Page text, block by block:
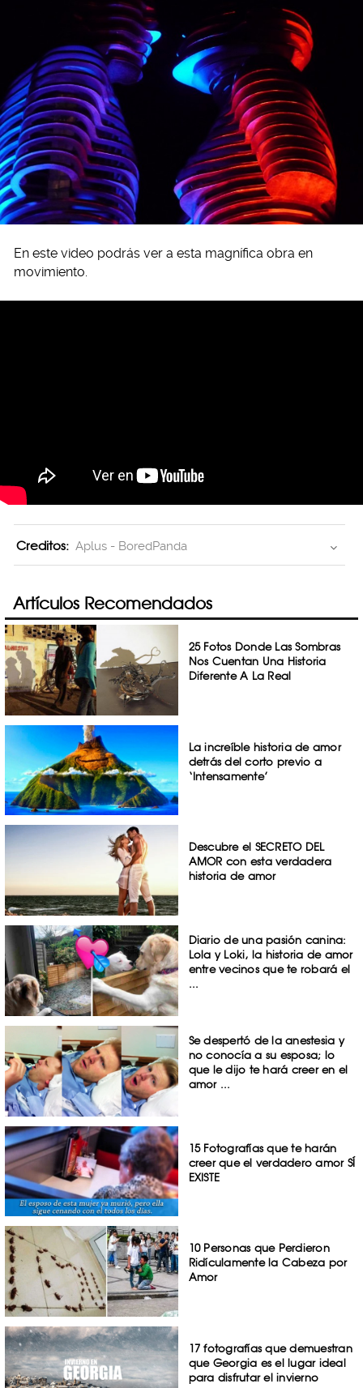
En este video podrás ver a esta magnífica obra en
movimiento.
Creditos: Aplus - BoredPanda
Artículos Recomendados
25 Fotos Donde Las Sombras
Nos Cuentan Una Historia
Diferente A La Real
La increíble historia de amor
detrás del corto previo a
‘Intensamente’
Descubre el SECRETO DEL
AMOR con esta verdadera
historia de amor
Diario de una pasión canina:
Lola y Loki, la historia de amor
entre vecinos que te robará el
...
Se despertó de la anestesia y
no conocía a su esposa; lo
que le dijo te hará creer en el
amor ...
15 Fotografías que te harán
creer que el verdadero amor SÍ
EXISTE
10 Personas que Perdieron
Ridículamente la Cabeza por
Amor
17 fotografías que demuestran
que Georgia es el lugar ideal
para disfrutar el invierno